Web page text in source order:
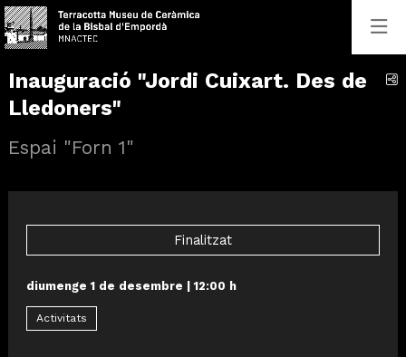
Inauguració "Jordi Cuixart. Des de
Lledoners"
Espai "Forn 1"
Finalitzat
diumenge 1 de desembre |12:00 h
Activitats